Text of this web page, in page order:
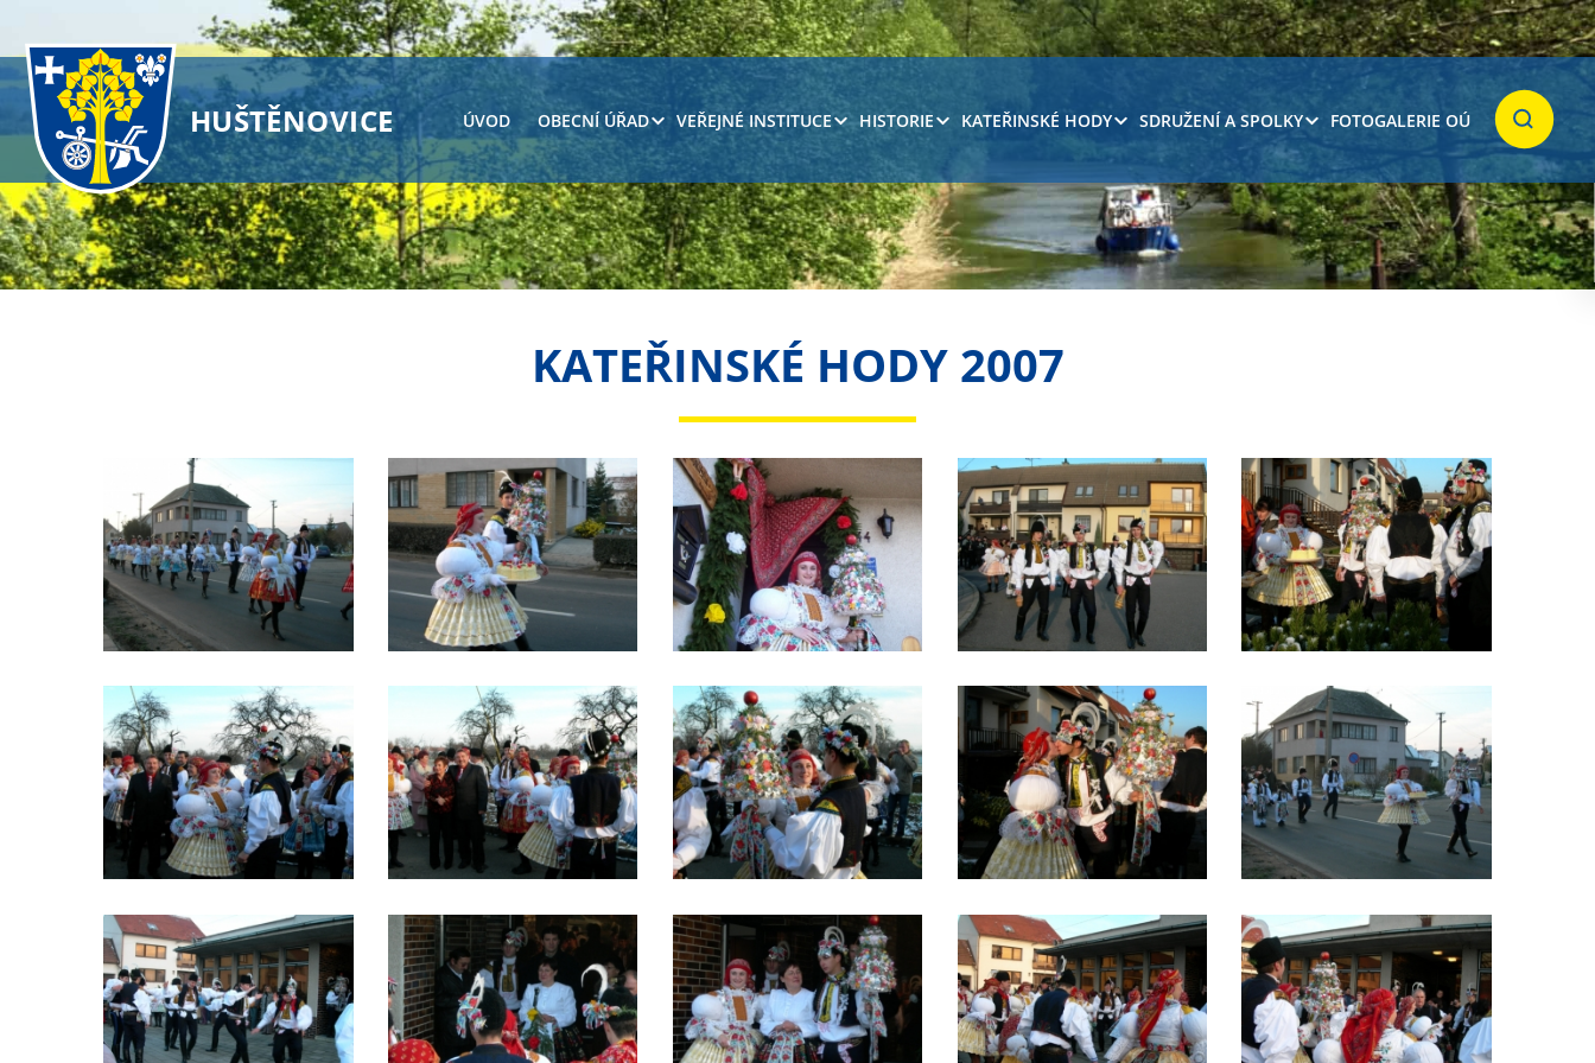
HUŠTĚNOVICE ÚVOD OBECNÍ ÚŘAD VEŘEJNÉ INSTITUCE HISTORIE KATEŘINSKÉ HODY SDRUŽENÍ A SPOLKY FOTOGALERIE OÚ
Hledat
KATEŘINSKÉ HODY 2007